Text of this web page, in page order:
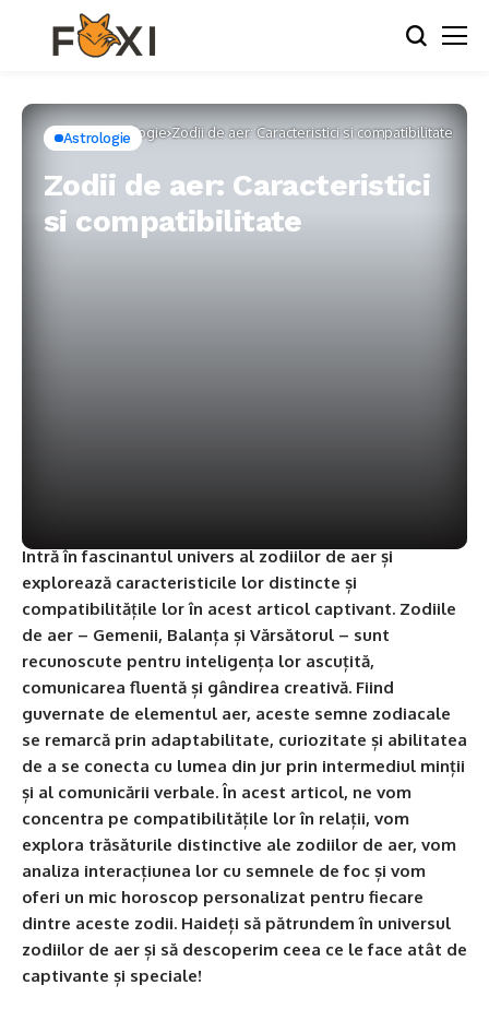
Home Astrologie Zodii de aer: Caracteristici si compatibilitate
Astrologie
Zodii de aer: Caracteristici
si compatibilitate
Intră în fascinantul univers al zodiilor de aer și
explorează caracteristicile lor distincte și
compatibilitățile lor în acest articol captivant. Zodiile
de aer – Gemenii, Balanța și Vărsătorul – sunt
recunoscute pentru inteligența lor ascuțită,
comunicarea fluentă și gândirea creativă. Fiind
guvernate de elementul aer, aceste semne zodiacale
se remarcă prin adaptabilitate, curiozitate și abilitatea
de a se conecta cu lumea din jur prin intermediul minții
și al comunicării verbale. În acest articol, ne vom
concentra pe compatibilitățile lor în relații, vom
explora trăsăturile distinctive ale zodiilor de aer, vom
analiza interacțiunea lor cu semnele de foc și vom
oferi un mic horoscop personalizat pentru fiecare
dintre aceste zodii. Haideți să pătrundem în universul
zodiilor de aer și să descoperim ceea ce le face atât de
captivante și speciale!